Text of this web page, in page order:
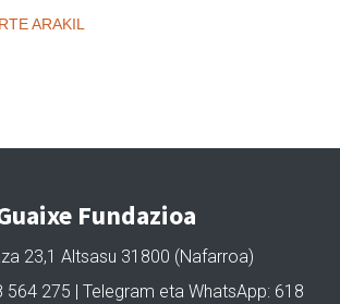
ARAKIL
Fundazioa
23,1 Altsasu 31800 (Nafarroa)
564 275 | Telegram eta WhatsApp: 618